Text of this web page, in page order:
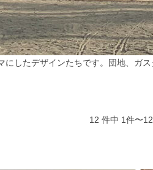
したデザインたちです。団地、ガ
12 件中 1件〜